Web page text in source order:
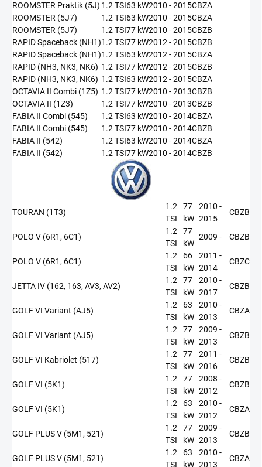
ROOMSTER Praktik (5J) 1.2 TSI63 kW2010 - 2015CBZA
ROOMSTER (5J7)
1.2 TSI63 kW2010 - 2015CBZA
ROOMSTER (5J7)
1.2 TSI77 kW2010 - 2015CBZB
RAPID Spaceback (NH1)1.2 TSI77 kW2012 - 2015CBZB
RAPID Spaceback (NH1)1.2 TSI63 kW2012 - 2015CBZA
RAPID (NH3, NK3, NK6) 1.2 TSI77 kW2012 - 2015CBZB
RAPID (NH3, NK3, NK6) 1.2 TSI63 kW2012 - 2015CBZA
OCTAVIA II Combi (1Z5) 1.2 TSI77 kW2010 - 2013CBZB
OCTAVIA II (1Z3)
1.2 TSI77 kW2010 - 2013CBZB
FABIA II Combi (545)
1.2 TSI63 kW2010 - 2014CBZA
FABIA II Combi (545)
1.2 TSI77 kW2010 - 2014CBZB
FABIA II (542)
1.2 TSI63 kW2010 - 2014CBZA
FABIA II (542)
1.2 TSI77 kW2010 - 2014CBZB
TOURAN (1T3)
1.2
TSI
77
kW
2010 -
2015
CBZB
POLO V (6R1, 6C1)
1.2
TSI
77
kW
2009 - CBZB
POLO V (6R1, 6C1)
1.2
TSI
66
kW
2011 -
2014
CBZC
JETTA IV (162, 163, AV3, AV2)
1.2
TSI
77
kW
2010 -
2017
CBZB
GOLF VI Variant (AJ5)
1.2
TSI
63
kW
2010 -
2013
CBZA
GOLF VI Variant (AJ5)
1.2
TSI
77
kW
2009 -
2013
CBZB
GOLF VI Kabriolet (517)
1.2
TSI
77
kW
2011 -
2016
CBZB
GOLF VI (5K1)
1.2
TSI
77
kW
2008 -
2012
CBZB
GOLF VI (5K1)
1.2
TSI
63
kW
2010 -
2012
CBZA
GOLF PLUS V (5M1, 521)
1.2
TSI
77
kW
2009 -
2013
CBZB
GOLF PLUS V (5M1, 521)
1.2
TSI
63
kW
2010 -
2013
CBZA